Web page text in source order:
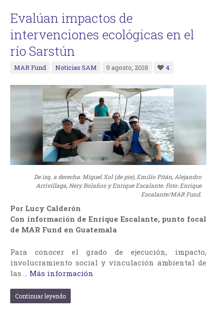
Evalúan impactos de
intervenciones ecológicas en el
río Sarstún
MAR Fund Noticias SAM 9 agosto, 2018 4
De izq. a derecha: Miguel Xol (de pie), Emilio Pitán, Alejandro
Arrivillaga, Nery Bolaños y Enrique Escalante. Foto: Enrique
Escalante/MAR Fund.
Por Lucy Calderón
Con información de Enrique Escalante, punto focal
de MAR Fund en Guatemala
Para conocer el grado de ejecución, impacto,
involucramiento social y vinculación ambiental de
las … Más información
Continuar leyendo